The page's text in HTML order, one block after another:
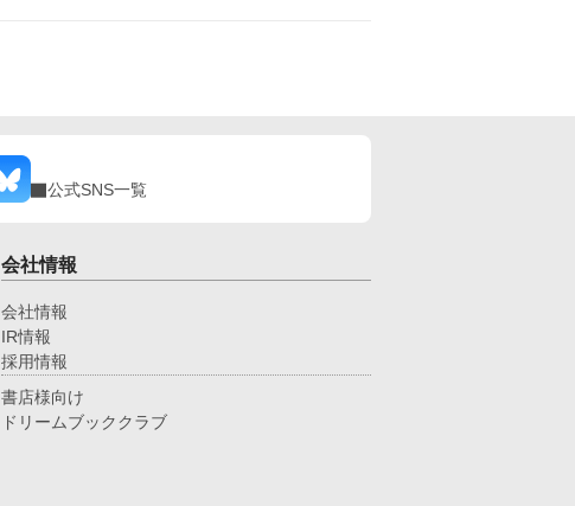
公式SNS一覧
会社情報
会社情報
IR情報
採用情報
書店様向け
ドリームブッククラブ